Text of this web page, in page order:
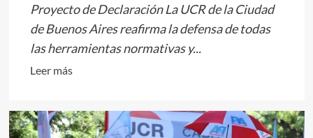
Proyecto de Declaración La UCR de la Ciudad
de Buenos Aires reafirma la defensa de todas
las herramientas normativas y...
Leer másLeer
Frente